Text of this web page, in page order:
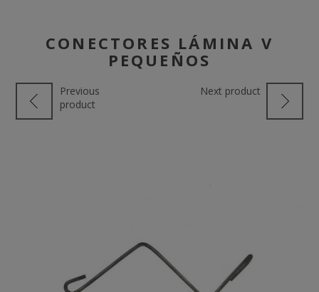
CONECTORES LÁMINA V
PEQUEÑOS
Previous
product
Next product